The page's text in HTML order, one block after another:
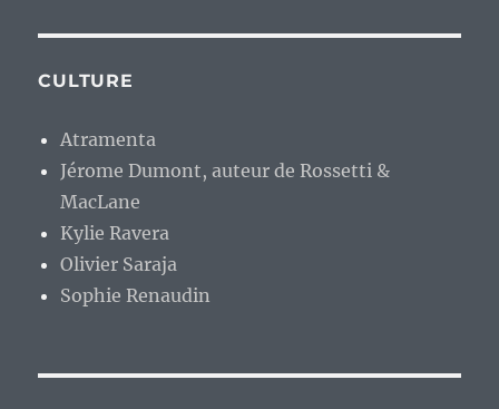
CULTURE
Atramenta
Jérome Dumont, auteur de Rossetti &
MacLane
Kylie Ravera
Olivier Saraja
Sophie Renaudin